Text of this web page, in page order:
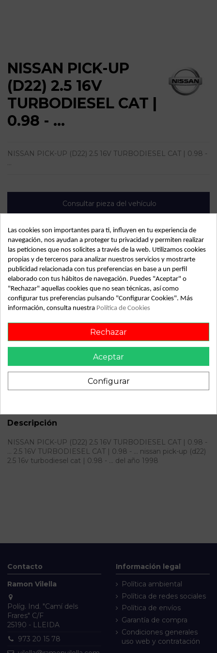
NISSAN PICK-UP
(D22) 2.5 16V
TURBODIESEL CAT |
0.98 - ...
NISSAN PICK-UP (D22) 2.5 16V TURBODIESEL CAT | 0.98 -
...
Consultar pieza del vehículo
Detalles de producto
Año fabricación
1998
Bastidor
JN1CGUD22U0743635
2.5 16V Turbodiesel CAT | 0.98
- ...
PICK-UP (D22) 2.5 16V
Turbodiesel CAT | 0.98 - ...
ID: 64709
Descripción
NISSAN PICK-UP (D22) 2.5 16V TURBODIESEL CAT | 0.98 -
... 2.5 16V TURBODIESEL CAT | 0.98 - ... nissan pick-up (d22)
2.5 16v turbodiesel cat | 0.98 - ... del año 1998
Contacto
Ramon Vilella
Políg. Ind. "Camí dels
Frares" C/F
25190 - LLEIDA
973 20 15 78
Información legal
Política ambiental
Política de redes sociales
Política de envíos
Garantía de compra
Condiciones generales
uso web y contratación
Las cookies son importantes para ti, influyen en tu experiencia de
navegación, nos ayudan a proteger tu privacidad y permiten realizar
las peticiones que nos solicites a través de la web. Utilizamos cookies
propias y de terceros para analizar nuestros servicios y mostrarte
publicidad relacionada con tus preferencias en base a un perfil
elaborado con tus hábitos de navegación. Puedes "Aceptar" o
"Rechazar" aquellas cookies que no sean técnicas, así como
configurar tus preferencias pulsando "Configurar Cookies". Más
información, consulta nuestra Política de Cookies
Rechazar
Aceptar
Configurar